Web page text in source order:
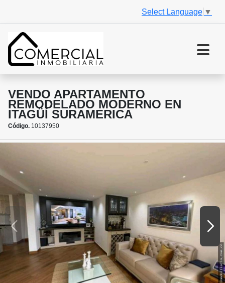
Select Language ▼
VENDO APARTAMENTO
REMODELADO MODERNO EN
ITAGÜÍ SURAMERICA
Código. 10137950